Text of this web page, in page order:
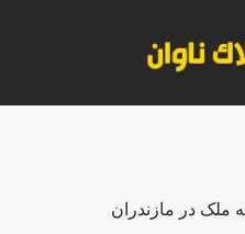
ملک در مازندران